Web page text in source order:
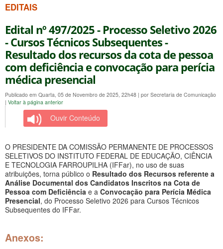
EDITAIS
Edital nº 497/2025 - Processo Seletivo 2026
- Cursos Técnicos Subsequentes -
Resultado dos recursos da cota de pessoa
com deficiência e convocação para perícia
médica presencial
Publicado em Quarta, 05 de Novembro de 2025, 22h48 | por Secretaria de Comunicação
| Voltar à página anterior
Ouvir Conteúdo
O PRESIDENTE DA COMISSÃO PERMANENTE DE PROCESSOS
SELETIVOS DO INSTITUTO FEDERAL DE EDUCAÇÃO, CIÊNCIA
E TECNOLOGIA FARROUPILHA (IFFar), no uso de suas
atribuições, torna público o Resultado dos Recursos referente a
Análise Documental dos Candidatos Inscritos na Cota de
Pessoa com Deficiência e a Convocação para Perícia Médica
Presencial, do Processo Seletivo 2026 para Cursos Técnicos
Subsequentes do IFFar.
Anexos: